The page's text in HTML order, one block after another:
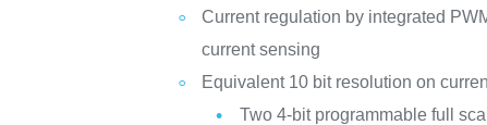
Current regulation by integrated
current sensing
Equivalent 10 bit resolution on
Two 4-bit programmable full